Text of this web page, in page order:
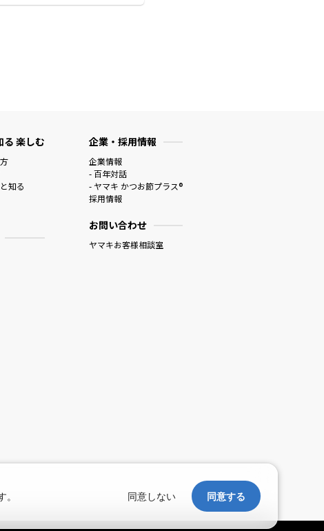
る 楽しむ
知る
企業・採用情報
企業情報
- 百年対話
- ヤマキ かつお節プラス®
採用情報
お問い合わせ
ヤマキお客様相談室
同意しない 同意する